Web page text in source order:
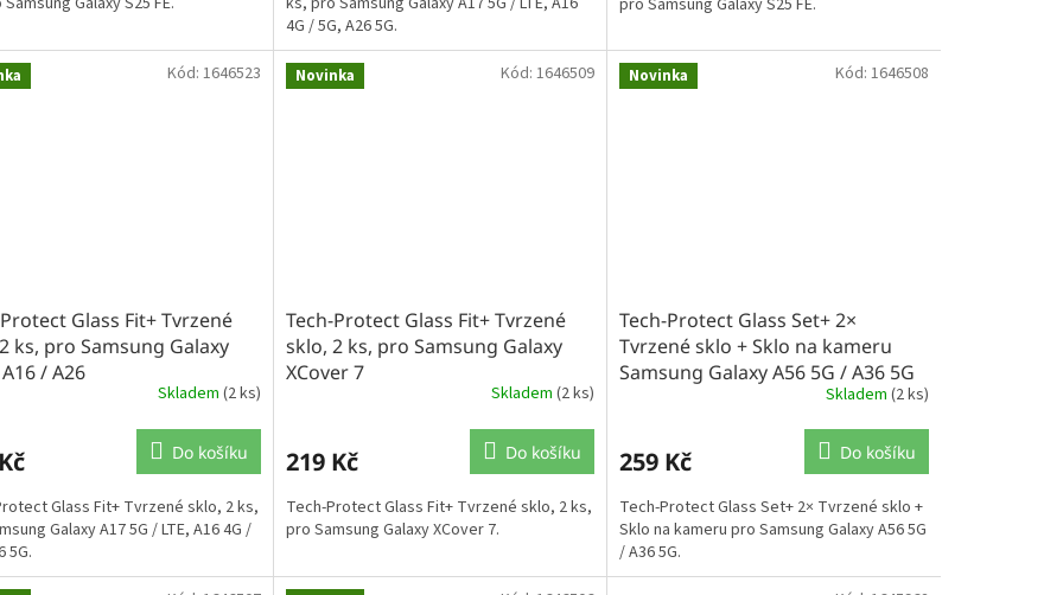
4G / 5G, A26 5G.
Glass Fit+ Tvrzené
ks, pro Samsung Galaxy
/ A26
Skladem (2 ks)
Do košíku
Glass Fit+ Tvrzené sklo, 2 ks,
Galaxy A17 5G / LTE, A16 4G /
5G.
Kód: 1646523 Novinka
Tech-Protect Glass Fit+ Tvrzené
sklo, 2 ks, pro Samsung Galaxy
XCover 7
Skladem (2 ks)
219 Kč Do košíku
Tech-Protect Glass Fit+ Tvrzené sklo, 2 ks,
pro Samsung Galaxy XCover 7.
Kód: 1646509 Novinka
Tech-Protect Glass Set+ 2×
Tvrzené sklo + Sklo na kameru
Samsung Galaxy A56 5G / A36 5G
Skladem (2 ks)
259 Kč Do košíku
Tech-Protect Glass Set+ 2× Tvrzené sklo +
Sklo na kameru pro Samsung Galaxy A56 5G
/ A36 5G.
Kód: 1646508